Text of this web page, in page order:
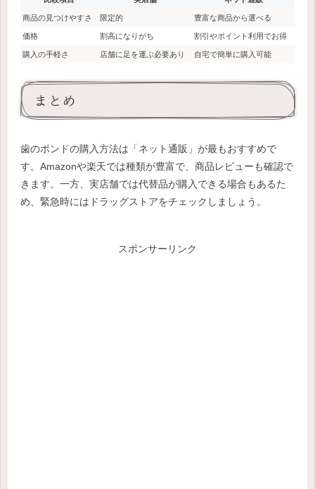
商品の見つけやすさ 限定的 豊富な商品から選べる
価格 割高になりがち 割引やポイント利用でお得
購入の手軽さ 店舗に足を運ぶ必要あり 自宅で簡単に購入可能
まとめ
歯のボンドの購入方法は「ネット通販」が最もおすすめで
す。Amazonや楽天では種類が豊富で、商品レビューも確認で
きます。一方、実店舗では代替品が購入できる場合もあるた
め、緊急時にはドラッグストアをチェックしましょう。
スポンサーリンク